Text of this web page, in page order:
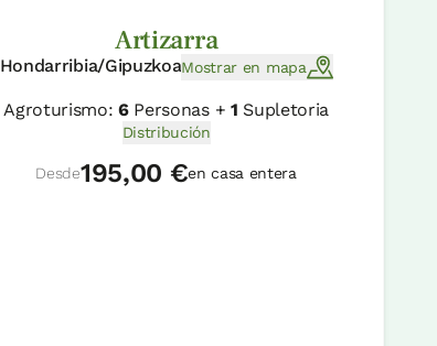
Artizarra
Hondarribia/GipuzkoaMostrar en mapa
Agroturismo:6Personas + 1 Supletoria
Distribución
Desde195,00 €en casa entera